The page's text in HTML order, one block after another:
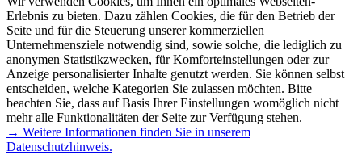
Erlebnis zu bieten. Dazu zählen Cookies, die für den Betrieb der
Seite und für die Steuerung unserer kommerziellen
Unternehmensziele notwendig sind, sowie solche, die lediglich zu
anonymen Statistikzwecken, für Komforteinstellungen oder zur
Anzeige personalisierter Inhalte genutzt werden. Sie können selbst
entscheiden, welche Kategorien Sie zulassen möchten. Bitte
beachten Sie, dass auf Basis Ihrer Einstellungen womöglich nicht
mehr alle Funktionalitäten der Seite zur Verfügung stehen.
→ Weitere Informationen finden Sie in unserem
Datenschutzhinweis.